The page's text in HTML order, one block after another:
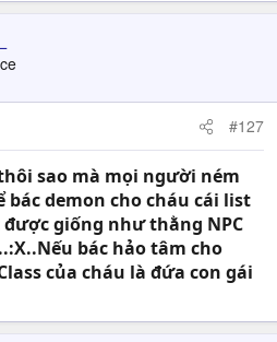
#127
sao mà mọi người ném
bác demon cho cháu cái list
giống như thằng NPC
bác hảo tâm cho
của cháu là đứa con gái